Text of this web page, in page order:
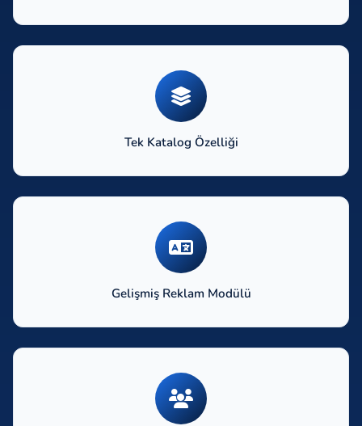
Tek Katalog Özelliği
Gelişmiş Reklam Modülü